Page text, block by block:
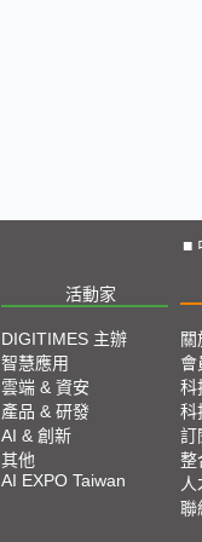
■
活動家
DIGITIMES 主辦
智慧應用
雲端 & 資安
產品 & 研發
AI & 創新
其他
AI EXPO Taiwan
關
會
科
科
訂
整
聯